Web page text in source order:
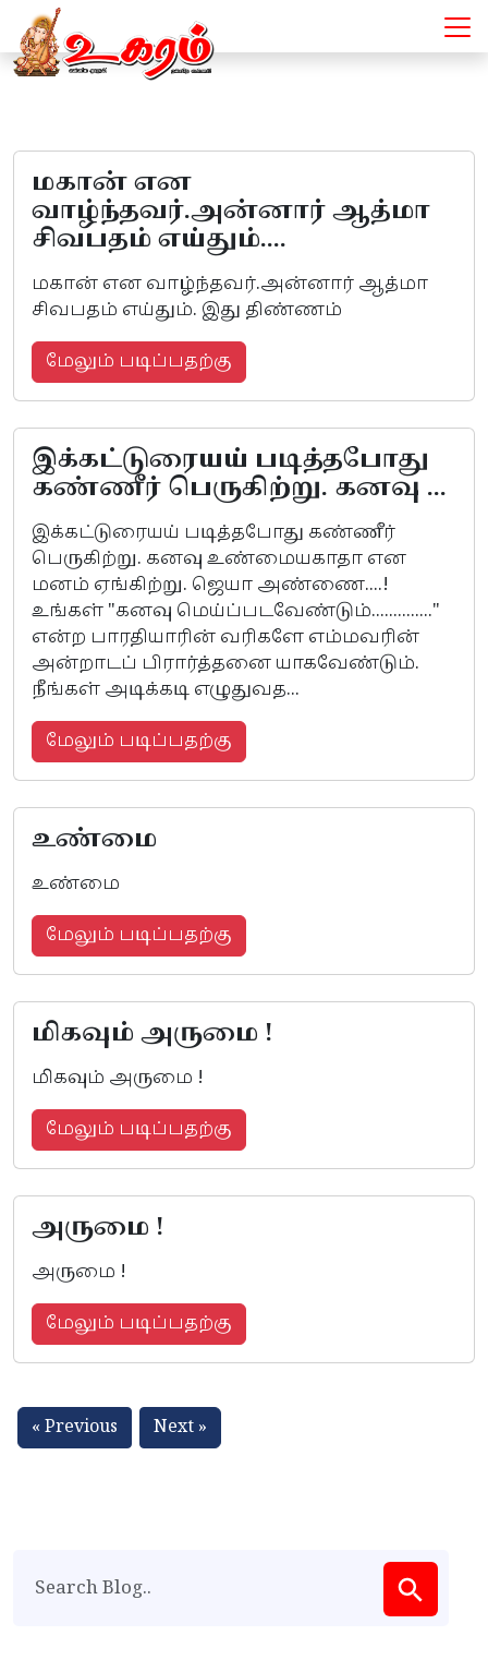
மகான் என
வாழ்ந்தவர்.அன்னார் ஆத்மா
சிவபதம் எய்தும்....
மகான் என வாழ்ந்தவர்.அன்னார் ஆத்மா
சிவபதம் எய்தும். இது திண்ணம்
மேலும் படிப்பதற்கு
இக்கட்டுரையய் படித்தபோது
கண்ணீர் பெருகிற்று. கனவு ...
இக்கட்டுரையய் படித்தபோது கண்ணீர்
பெருகிற்று. கனவு உண்மையகாதா என
மனம் ஏங்கிற்று. ஜெயா அண்ணை....!
உங்கள் "கனவு மெய்ப்படவேண்டும்.............."
என்ற பாரதியாரின் வரிகளே எம்மவரின்
அன்றாடப் பிரார்த்தனை யாகவேண்டும்.
நீங்கள் அடிக்கடி எழுதுவத...
மேலும் படிப்பதற்கு
உண்மை
உண்மை
மேலும் படிப்பதற்கு
மிகவும் அருமை !
மிகவும் அருமை !
மேலும் படிப்பதற்கு
அருமை !
அருமை !
மேலும் படிப்பதற்கு
« Previous Next »